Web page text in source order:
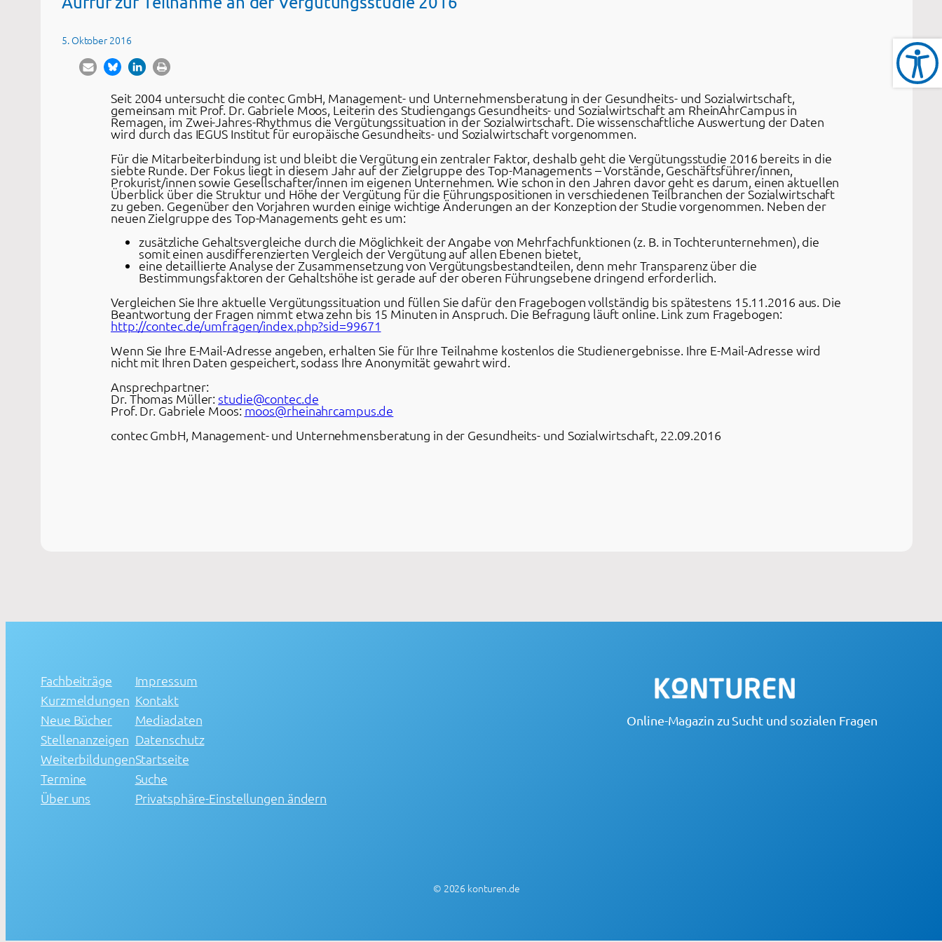
5. Oktober 2016
Seit 2004 untersucht die contec GmbH, Management- und Unternehmensberatung in der Gesundheits- und Sozialwirtschaft,
gemeinsam mit Prof. Dr. Gabriele Moos, Leiterin des Studiengangs Gesundheits- und Sozialwirtschaft am RheinAhrCampus in
Remagen, im Zwei-Jahres-Rhythmus die Vergütungssituation in der Sozialwirtschaft. Die wissenschaftliche Auswertung der Daten
wird durch das IEGUS Institut für europäische Gesundheits- und Sozialwirtschaft vorgenommen.
Für die Mitarbeiterbindung ist und bleibt die Vergütung ein zentraler Faktor, deshalb geht die Vergütungsstudie 2016 bereits in die
siebte Runde. Der Fokus liegt in diesem Jahr auf der Zielgruppe des Top-Managements – Vorstände, Geschäftsführer/innen,
Prokurist/innen sowie Gesellschafter/innen im eigenen Unternehmen. Wie schon in den Jahren davor geht es darum, einen aktuellen
Überblick über die Struktur und Höhe der Vergütung für die Führungspositionen in verschiedenen Teilbranchen der Sozialwirtschaft
zu geben. Gegenüber den Vorjahren wurden einige wichtige Änderungen an der Konzeption der Studie vorgenommen. Neben der
neuen Zielgruppe des Top-Managements geht es um:
zusätzliche Gehaltsvergleiche durch die Möglichkeit der Angabe von Mehrfachfunktionen (z. B. in Tochterunternehmen), die
somit einen ausdifferenzierten Vergleich der Vergütung auf allen Ebenen bietet,
eine detaillierte Analyse der Zusammensetzung von Vergütungsbestandteilen, denn mehr Transparenz über die
Bestimmungsfaktoren der Gehaltshöhe ist gerade auf der oberen Führungsebene dringend erforderlich.
Vergleichen Sie Ihre aktuelle Vergütungssituation und füllen Sie dafür den Fragebogen vollständig bis spätestens 15.11.2016 aus. Die
Beantwortung der Fragen nimmt etwa zehn bis 15 Minuten in Anspruch. Die Befragung läuft online. Link zum Fragebogen:
http://contec.de/umfragen/index.php?sid=99671
Wenn Sie Ihre E-Mail-Adresse angeben, erhalten Sie für Ihre Teilnahme kostenlos die Studienergebnisse. Ihre E-Mail-Adresse wird
nicht mit Ihren Daten gespeichert, sodass Ihre Anonymität gewahrt wird.
Ansprechpartner:
Dr. Thomas Müller: studie@contec.de
Prof. Dr. Gabriele Moos:moos@rheinahrcampus.de
contec GmbH, Management- und Unternehmensberatung in der Gesundheits- und Sozialwirtschaft, 22.09.2016
Fachbeiträge
Kurzmeldungen
Neue Bücher
Stellenanzeigen
Weiterbildungen
Termine
Über uns
Impressum
Kontakt
Mediadaten
Datenschutz
Startseite
Suche
Privatsphäre-Einstellungen ändern
Online-Magazin zu Sucht und sozialen Fragen
© 2026 konturen.de